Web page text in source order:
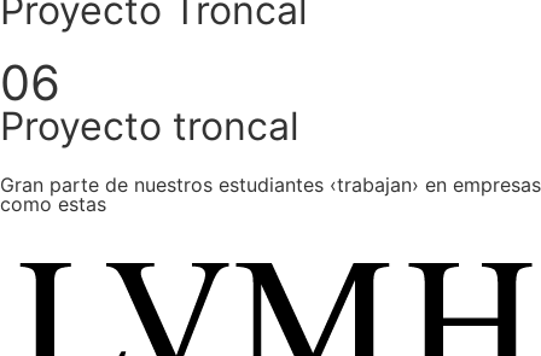
Proyecto Troncal
06
Proyecto troncal
Gran parte de nuestros estudiantes ‹trabajan› en empresas
como estas